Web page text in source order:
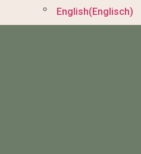
English(Englisch)